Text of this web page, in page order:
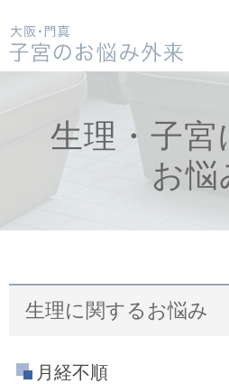
生理・子宮
お悩
生理に関するお悩み
月経不順